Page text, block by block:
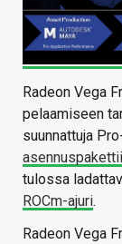
Radeon Vega
pelaamiseen
suunnattuja
tulossa
ROCm-ajuri.
Radeon Vega